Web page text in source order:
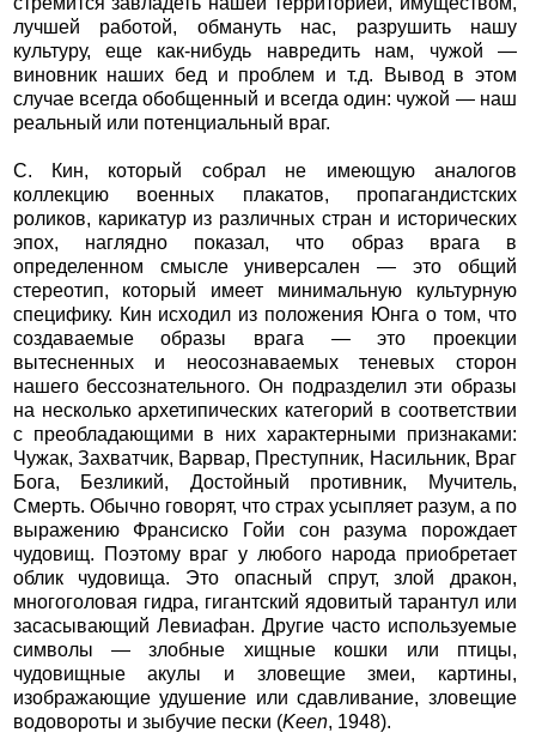
лучшей работой, обмануть нас, разрушить нашу
культуру, еще как-нибудь навредить нам, чужой —
виновник наших бед и проблем и т.д. Вывод в этом
случае всегда обобщенный и всегда один: чужой — наш
реальный или потенциальный враг.
С. Кин, который собрал не имеющую аналогов
коллекцию военных плакатов, пропагандистских
роликов, карикатур из различных стран и исторических
эпох, наглядно показал, что образ врага в
определенном смысле универсален — это общий
стереотип, который имеет минимальную культурную
специфику. Кин исходил из положения Юнга о том, что
создаваемые образы врага — это проекции
вытесненных и неосознаваемых теневых сторон
нашего бессознательного. Он подразделил эти образы
на несколько архетипических категорий в соответствии
с преобладающими в них характерными признаками:
Чужак, Захватчик, Варвар, Преступник, Насильник, Враг
Бога, Безликий, Достойный противник, Мучитель,
Смерть. Обычно говорят, что страх усыпляет разум, а по
выражению Франсиско Гойи сон разума порождает
чудовищ. Поэтому враг у любого народа приобретает
облик чудовища. Это опасный спрут, злой дракон,
многоголовая гидра, гигантский ядовитый тарантул или
засасывающий Левиафан. Другие часто используемые
символы — злобные хищные кошки или птицы,
чудовищные акулы и зловещие змеи, картины,
изображающие удушение или сдавливание, зловещие
водовороты и зыбучие пески (Keen, 1948).